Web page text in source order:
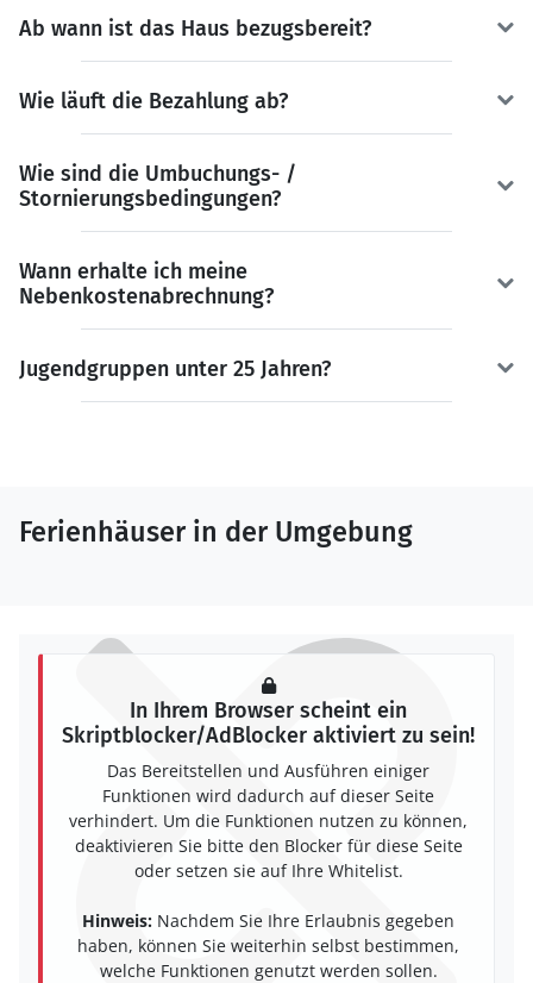
Ab wann ist das Haus bezugsbereit?
Wie läuft die Bezahlung ab?
Wie sind die Umbuchungs- /
Stornierungsbedingungen?
Wann erhalte ich meine
Nebenkostenabrechnung?
Jugendgruppen unter 25 Jahren?
Ferienhäuser in der Umgebung
In Ihrem Browser scheint ein
Skriptblocker/AdBlocker aktiviert zu sein!
Das Bereitstellen und Ausführen einiger
Funktionen wird dadurch auf dieser Seite
verhindert. Um die Funktionen nutzen zu können,
deaktivieren Sie bitte den Blocker für diese Seite
oder setzen sie auf Ihre Whitelist.
Hinweis: Nachdem Sie Ihre Erlaubnis gegeben
haben, können Sie weiterhin selbst bestimmen,
welche Funktionen genutzt werden sollen.